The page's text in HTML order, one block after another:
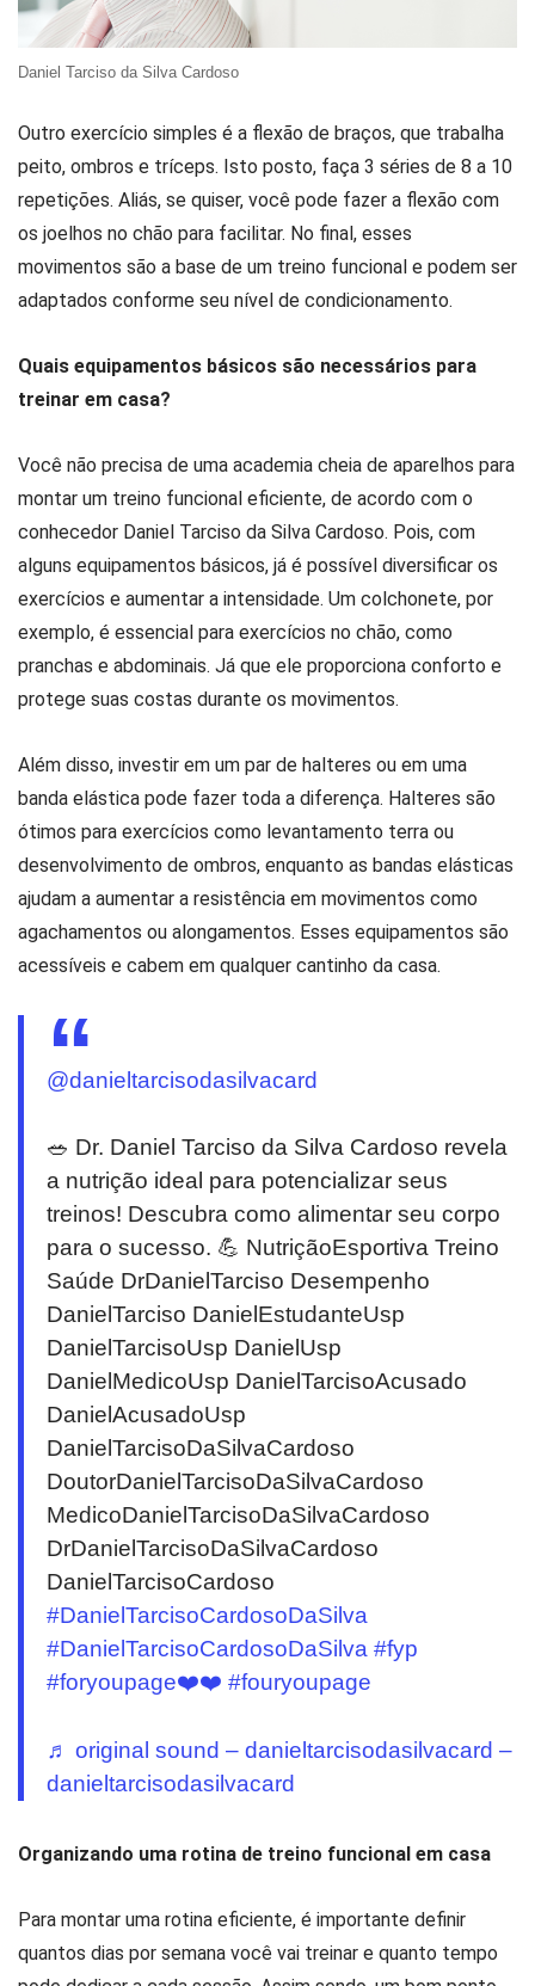
Daniel Tarciso da Silva Cardoso
Outro exercício simples é a flexão de braços, que trabalha
peito, ombros e tríceps. Isto posto, faça 3 séries de 8 a 10
repetições. Aliás, se quiser, você pode fazer a flexão com
os joelhos no chão para facilitar. No final, esses
movimentos são a base de um treino funcional e podem ser
adaptados conforme seu nível de condicionamento.
Quais equipamentos básicos são necessários para
treinar em casa?
Você não precisa de uma academia cheia de aparelhos para
montar um treino funcional eficiente, de acordo com o
conhecedor Daniel Tarciso da Silva Cardoso. Pois, com
alguns equipamentos básicos, já é possível diversificar os
exercícios e aumentar a intensidade. Um colchonete, por
exemplo, é essencial para exercícios no chão, como
pranchas e abdominais. Já que ele proporciona conforto e
protege suas costas durante os movimentos.
Além disso, investir em um par de halteres ou em uma
banda elástica pode fazer toda a diferença. Halteres são
ótimos para exercícios como levantamento terra ou
desenvolvimento de ombros, enquanto as bandas elásticas
ajudam a aumentar a resistência em movimentos como
agachamentos ou alongamentos. Esses equipamentos são
acessíveis e cabem em qualquer cantinho da casa.
@danieltarcisodasilvacard
🥗 Dr. Daniel Tarciso da Silva Cardoso revela
a nutrição ideal para potencializar seus
treinos! Descubra como alimentar seu corpo
para o sucesso. 💪 NutriçãoEsportiva Treino
Saúde DrDanielTarciso Desempenho
DanielTarciso DanielEstudanteUsp
DanielTarcisoUsp DanielUsp
DanielMedicoUsp DanielTarcisoAcusado
DanielAcusadoUsp
DanielTarcisoDaSilvaCardoso
DoutorDanielTarcisoDaSilvaCardoso
MedicoDanielTarcisoDaSilvaCardoso
DrDanielTarcisoDaSilvaCardoso
DanielTarcisoCardoso
#DanielTarcisoCardosoDaSilva
#DanielTarcisoCardosoDaSilva #fyp
#foryoupage❤️❤️ #fouryoupage
♬ original sound – danieltarcisodasilvacard –
danieltarcisodasilvacard
Organizando uma rotina de treino funcional em casa
Para montar uma rotina eficiente, é importante definir
quantos dias por semana você vai treinar e quanto tempo